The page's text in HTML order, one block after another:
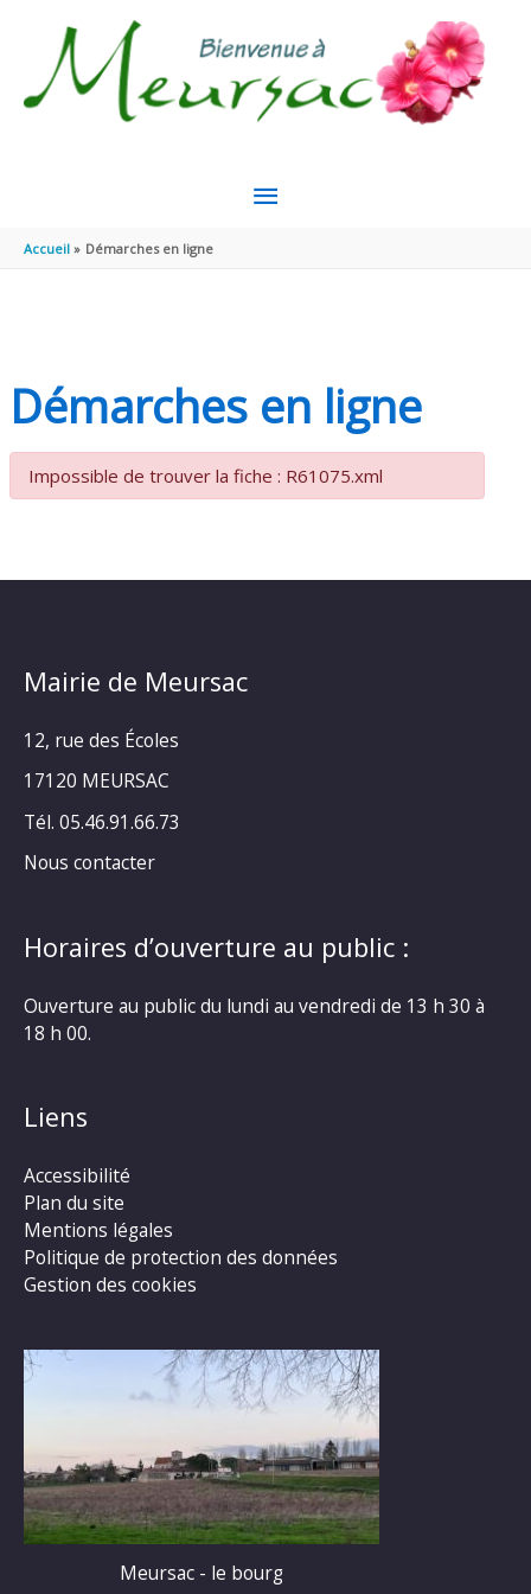
MENU
Accueil Démarches en ligne
Démarches en ligne
Impossible de trouver la fiche : R61075.xml
Mairie de Meursac
12, rue des Écoles
17120 MEURSAC
Tél. 05.46.91.66.73
Nous contacter
Horaires d’ouverture au public :
Ouverture au public du lundi au vendredi de 13 h 30 à
18 h 00.
Liens
Accessibilité
Plan du site
Mentions légales
Politique de protection des données
Gestion des cookies
Meursac - le bourg